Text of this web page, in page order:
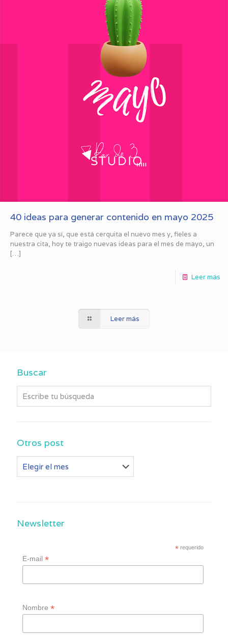
40 ideas para generar contenido en mayo 2025
Parece que ya sí, que está cerquita el nuevo mes y, fieles a
nuestra cita, hoy te traigo nuevas ideas para el mes de mayo, un
[…]
Leer más
Leer más
Buscar
Otros post
post
Newsletter
* requerido
E-mail*
Nombre*